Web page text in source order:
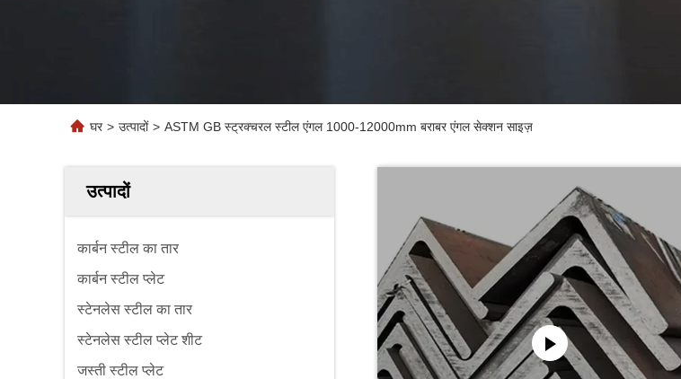
घर > उत्पादों > ASTM GB स्ट्रक्चरल स्टील एंगल 1000-12000mm बराबर एंगल सेक्शन साइज़
उत्पादों
कार्बन स्टील का तार
कार्बन स्टील प्लेट
स्टेनलेस स्टील का तार
स्टेनलेस स्टील प्लेट शीट
जस्ती स्टील प्लेट